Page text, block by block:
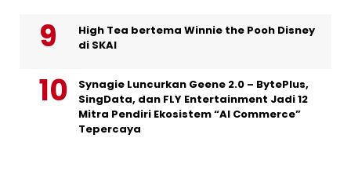
High Tea bertema Winnie the Pooh Disney
di SKAI
Synagie Luncurkan Geene 2.0 – BytePlus,
SingData, dan FLY Entertainment Jadi 12
Mitra Pendiri Ekosistem “AI Commerce”
Tepercaya